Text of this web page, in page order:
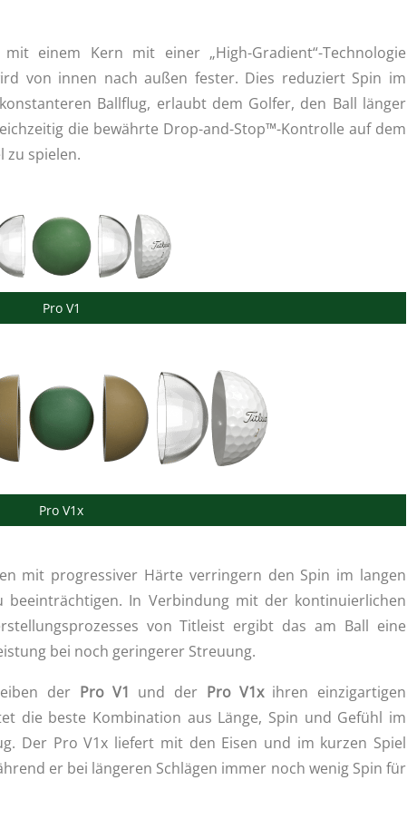
einem Kern mit einer „High-Gradient“-Technologie
von innen nach außen fester. Dies reduziert Spin im
Ballflug, erlaubt dem Golfer, den Ball länger
die bewährte Drop-and-Stop™-Kontrolle auf dem
zu spielen.
Pro V1
Pro V1x
mit progressiver Härte verringern den Spin im langen
beeinträchtigen. In Verbindung mit der kontinuierlichen
von Titleist ergibt das am Ball eine
bei noch geringerer Streuung.
der Pro V1 und der Pro V1xihren einzigartigen
die beste Kombination aus Länge, Spin und Gefühl im
Der Pro V1x liefert mit den Eisen und im kurzen Spiel
er bei längeren Schlägen immer noch wenig Spin für